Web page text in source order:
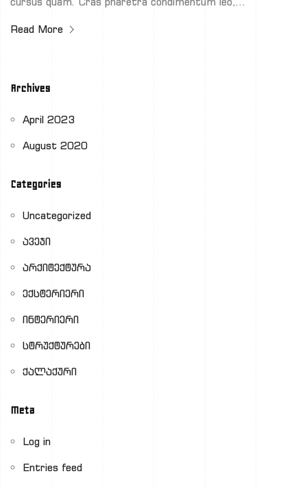
Read More
Archives
April 2023
August 2020
Categories
Uncategorized
ავეჯი
არქიტექტურა
ექსტერიერი
ინტერიერი
სტრუქტურები
ქალაქური
Meta
Log in
Entries feed